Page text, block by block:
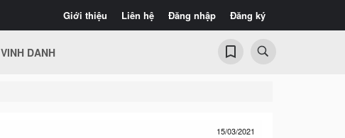
Giới thiệu Liên hệ Đăng nhập Đăng ký
VINH DANH
15/03/2021